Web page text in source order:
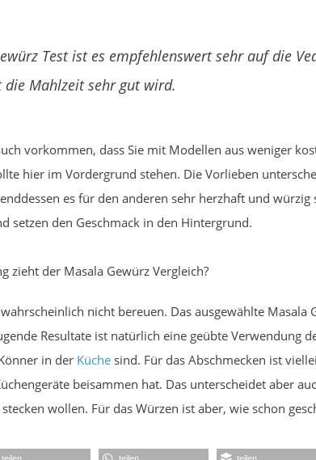
Test ist es empfehlenswert sehr auf die
Mahlzeit sehr gut wird.
vorkommen, dass Sie mit Modellen aus weniger
hier im Vordergrund stehen. Die Vorlieben
es für den anderen sehr herzhaft und
setzen den Geschmack in den Hintergrund.
zieht der Masala Gewürz Vergleich?
nicht bereuen. Das ausgewählte
Resultate ist natürlich eine geübte Verwendung
in der Küche sind. Für das Abschmecken ist
beisammen hat. Das unterscheidet aber
wollen. Für das Würzen ist aber, wie schon